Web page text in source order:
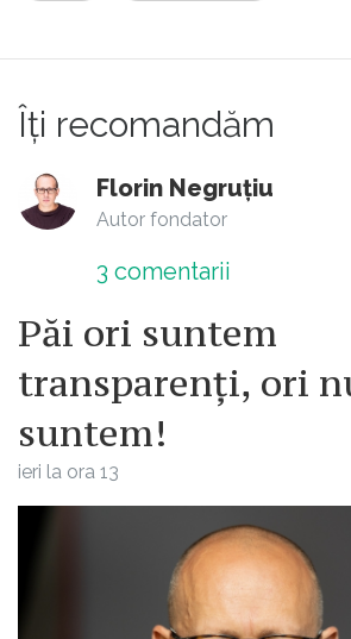
Îți recomandăm
Florin Negruțiu
Autor fondator
3 comentarii
Păi ori suntem
transparenți, ori
suntem!
ieri la ora 13